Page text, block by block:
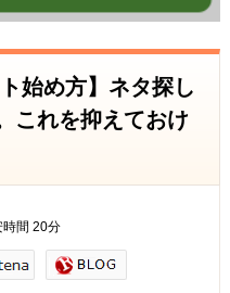
始め方】ネタ探し
これを抑えておけ
間 20分